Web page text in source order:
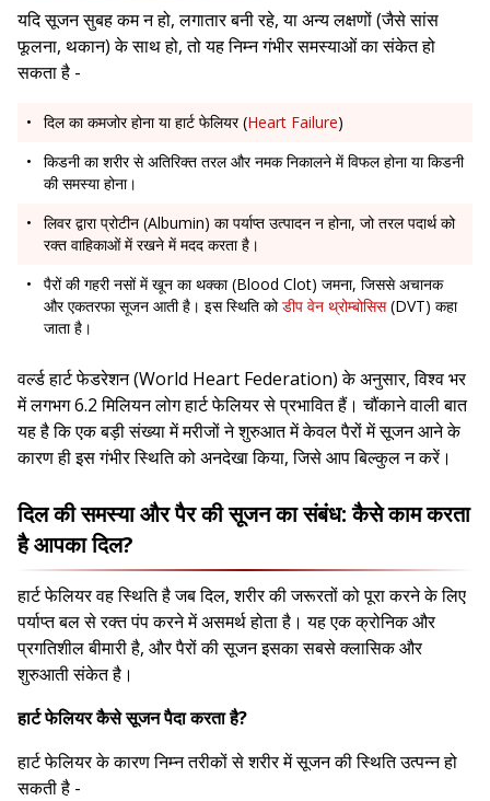
यदि सूजन सुबह कम न हो, लगातार बनी रहे, या अन्य लक्षणों (जैसे सांस
फूलना, थकान) के साथ हो, तो यह निम्न गंभीर समस्याओं का संकेत हो
सकता है -
दिल का कमजोर होना या हार्ट फेलियर (Heart Failure)
किडनी का शरीर से अतिरिक्त तरल और नमक निकालने में विफल होना या किडनी
की समस्या होना।
लिवर द्वारा प्रोटीन (Albumin) का पर्याप्त उत्पादन न होना, जो तरल पदार्थ को
रक्त वाहिकाओं में रखने में मदद करता है।
पैरों की गहरी नसों में खून का थक्का (Blood Clot) जमना, जिससे अचानक
और एकतरफा सूजन आती है। इस स्थिति कोडीप वेन थ्रोम्बोसिस(DVT) कहा
जाता है।
वर्ल्ड हार्ट फेडरेशन (World Heart Federation) के अनुसार, विश्व भर
में लगभग 6.2 मिलियन लोग हार्ट फेलियर से प्रभावित हैं। चौंकाने वाली बात
यह है कि एक बड़ी संख्या में मरीजों ने शुरुआत में केवल पैरों में सूजन आने के
कारण ही इस गंभीर स्थिति को अनदेखा किया, जिसे आप बिल्कुल न करें।
दिल की समस्या और पैर की सूजन का संबंध: कैसे काम करता
है आपका दिल?
हार्ट फेलियर वह स्थिति है जब दिल, शरीर की जरूरतों को पूरा करने के लिए
पर्याप्त बल से रक्त पंप करने में असमर्थ होता है। यह एक क्रोनिक और
प्रगतिशील बीमारी है, और पैरों की सूजन इसका सबसे क्लासिक और
शुरुआती संकेत है।
हार्ट फेलियर कैसे सूजन पैदा करता है?
हार्ट फेलियर के कारण निम्न तरीकों से शरीर में सूजन की स्थिति उत्पन्न हो
सकती है -